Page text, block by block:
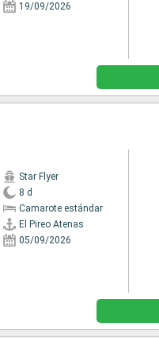
19/09/2026
Star Flyer
8 d
Camarote estándar
El Pireo Atenas
05/09/2026